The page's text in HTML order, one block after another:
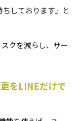
ちしております」と
クを減らし、サー
をLINEだけで